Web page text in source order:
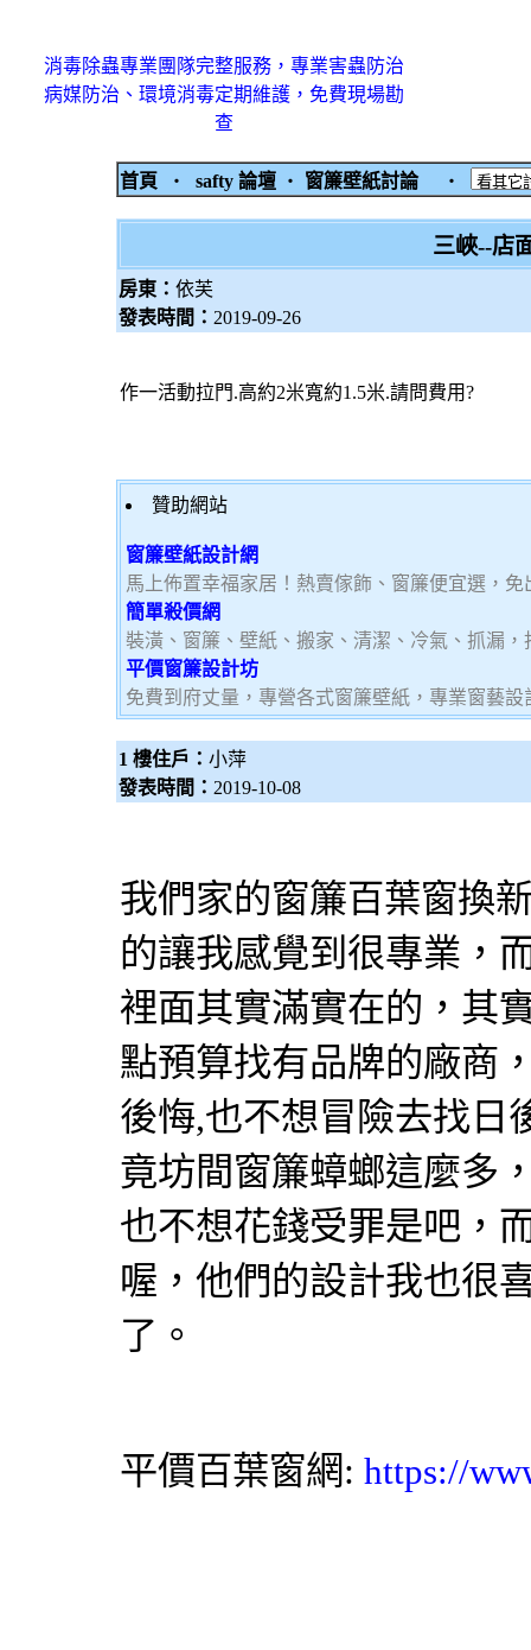
消毒除蟲專業團隊完整服務，專業害蟲防治
病媒防治、環境消毒定期維護，免費現場勘
查
首頁 ‧ safty 論壇 ‧ 窗簾壁紙討論 ‧
三峽--店
房東： 依芙
發表時間： 2019-09-26
作一活動拉門.高約2米寬約1.5米.請問費用?
贊助網站
窗簾壁紙設計網
馬上佈置幸福家居！熱賣傢飾、窗簾便宜選，
簡單殺價網
裝潢、窗簾、壁紙、搬家、清潔、冷氣、抓漏
平價窗簾設計坊
免費到府丈量，專營各式窗簾壁紙，專業窗藝
1 樓住戶： 小萍
發表時間： 2019-10-08
我們家的窗簾百葉窗換
的讓我感覺到很專業，
裡面其實滿實在的，其
點預算找有品牌的廠商
後悔,也不想冒險去找日
竟坊間窗簾蟑螂這麼多
也不想花錢受罪是吧，
喔，他們的設計我也很
了。
平價 百葉窗網: https://